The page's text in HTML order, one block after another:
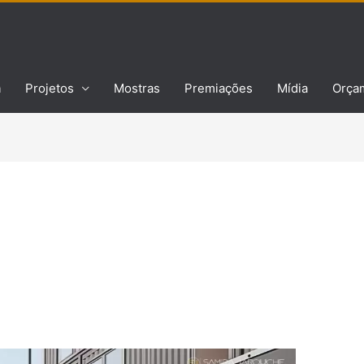
Projetos Mostras Premiações Mídia